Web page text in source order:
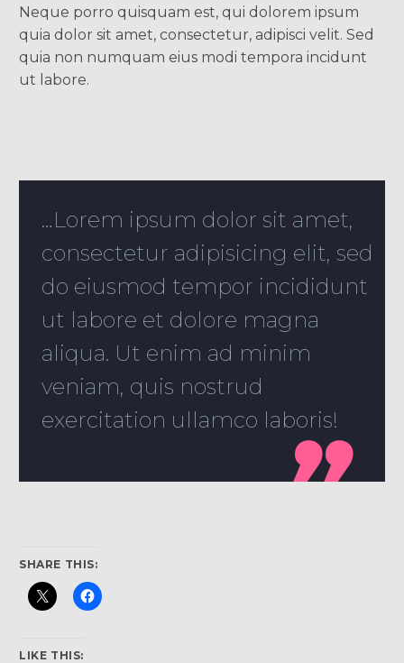
Neque porro quisquam est, qui dolorem ipsum
quia dolor sit amet, consectetur, adipisci velit. Sed
quia non numquam eius modi tempora incidunt
ut labore.
…Lorem ipsum dolor sit amet,
consectetur adipisicing elit, sed
do eiusmod tempor incididunt
ut labore et dolore magna
aliqua. Ut enim ad minim
veniam, quis nostrud
exercitation ullamco laboris!

SHARE THIS:
LIKE THIS: